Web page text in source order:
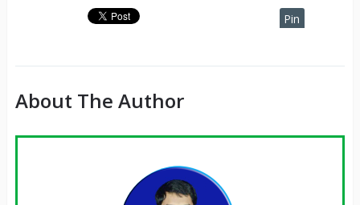
Pin
About The Author